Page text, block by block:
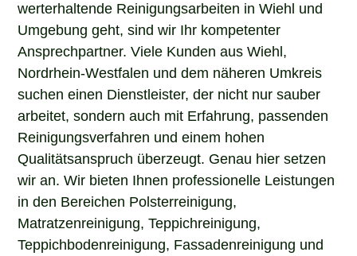
werterhaltende Reinigungsarbeiten in Wiehl und
Umgebung geht, sind wir Ihr kompetenter
Ansprechpartner. Viele Kunden aus Wiehl,
Nordrhein-Westfalen und dem näheren Umkreis
suchen einen Dienstleister, der nicht nur sauber
arbeitet, sondern auch mit Erfahrung, passenden
Reinigungsverfahren und einem hohen
Qualitätsanspruch überzeugt. Genau hier setzen
wir an. Wir bieten Ihnen professionelle Leistungen
in den Bereichen Polsterreinigung,
Matratzenreinigung, Teppichreinigung,
Teppichbodenreinigung, Fassadenreinigung und